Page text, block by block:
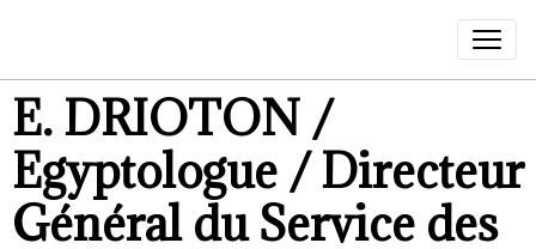
E. DRIOTON /
Egyptologue / Directeur
Général du Service des